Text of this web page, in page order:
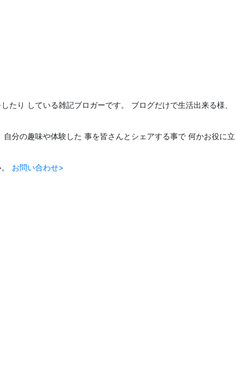
り している雑記ブロガーです。 ブログだけで生活出来る様、
分の趣味や体験した 事を皆さんとシェアする事で 何かお役に立
お問い合わせ>